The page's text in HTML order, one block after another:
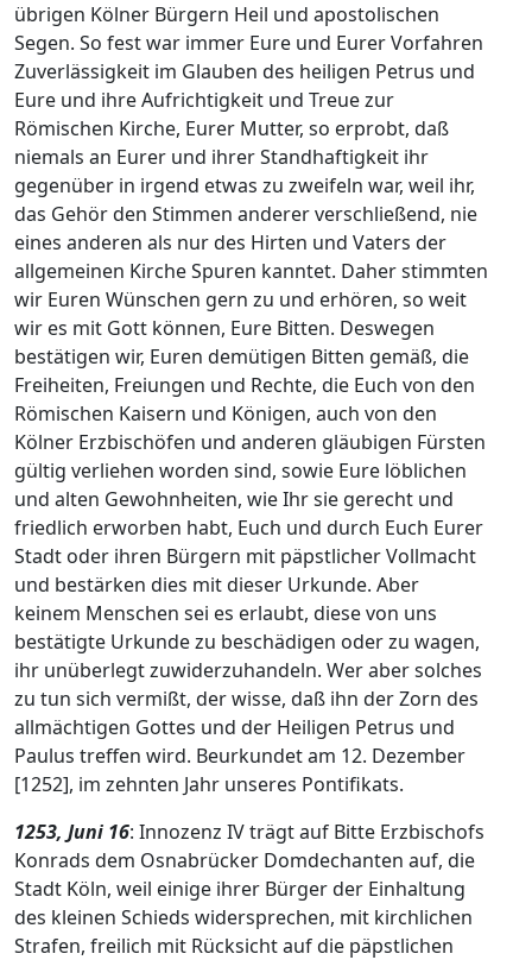
übrigen Kölner Bürgern Heil und apostolischen
Segen. So fest war immer Eure und Eurer Vorfahren
Zuverlässigkeit im Glauben des heiligen Petrus und
Eure und ihre Aufrichtigkeit und Treue zur
Römischen Kirche, Eurer Mutter, so erprobt, daß
niemals an Eurer und ihrer Standhaftigkeit ihr
gegenüber in irgend etwas zu zweifeln war, weil ihr,
das Gehör den Stimmen anderer verschließend, nie
eines anderen als nur des Hirten und Vaters der
allgemeinen Kirche Spuren kanntet. Daher stimmten
wir Euren Wünschen gern zu und erhören, so weit
wir es mit Gott können, Eure Bitten. Deswegen
bestätigen wir, Euren demütigen Bitten gemäß, die
Freiheiten, Freiungen und Rechte, die Euch von den
Römischen Kaisern und Königen, auch von den
Kölner Erzbischöfen und anderen gläubigen Fürsten
gültig verliehen worden sind, sowie Eure löblichen
und alten Gewohnheiten, wie Ihr sie gerecht und
friedlich erworben habt, Euch und durch Euch Eurer
Stadt oder ihren Bürgern mit päpstlicher Vollmacht
und bestärken dies mit dieser Urkunde. Aber
keinem Menschen sei es erlaubt, diese von uns
bestätigte Urkunde zu beschädigen oder zu wagen,
ihr unüberlegt zuwiderzuhandeln. Wer aber solches
zu tun sich vermißt, der wisse, daß ihn der Zorn des
allmächtigen Gottes und der Heiligen Petrus und
Paulus treffen wird. Beurkundet am 12. Dezember
[1252], im zehnten Jahr unseres Pontifikats.
1253, Juni 16: Innozenz IV trägt auf Bitte Erzbischofs
Konrads dem Osnabrücker Domdechanten auf, die
Stadt Köln, weil einige ihrer Bürger der Einhaltung
des kleinen Schieds widersprechen, mit kirchlichen
Strafen, freilich mit Rücksicht auf die päpstlichen